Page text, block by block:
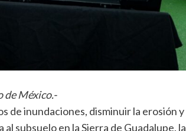
de México.-
de inundaciones, disminuir la erosión y
subsuelo en la Sierra de Guadalupe, la